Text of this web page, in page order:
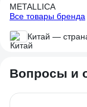
METALLICA
Все товары бренда
Китай —
Вопросы и